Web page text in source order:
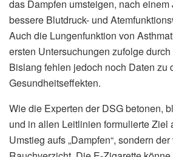
das Dampfen umsteigen, nach einem
bessere Blutdruck- und
Auch die Lungenfunktion von
ersten Untersuchungen zufolge
Bislang fehlen jedoch noch Daten zu
Gesundheitseffekten.
Wie die Experten der DSG betonen,
und in allen Leitlinien formulierte Ziel
Umstieg aufs „Dampfen“, sondern